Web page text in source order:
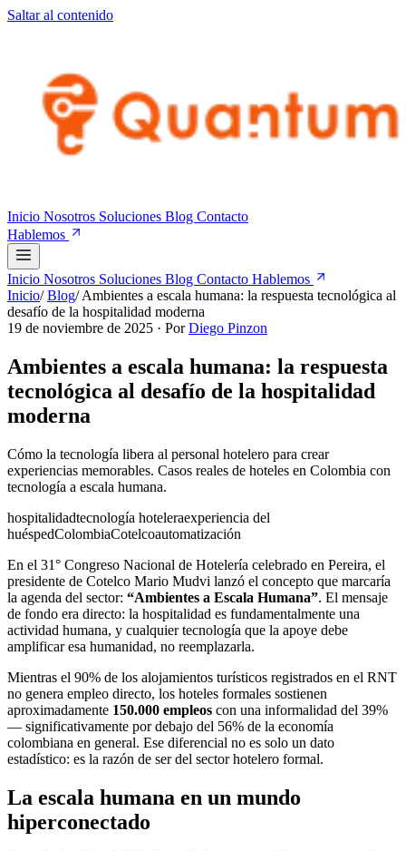
Saltar al contenido
Inicio Nosotros Soluciones Blog Contacto
Hablemos
Inicio Nosotros Soluciones Blog Contacto Hablemos
Inicio/ Blog/ Ambientes a escala humana: la respuesta tecnológica al
desafío de la hospitalidad moderna
19 de noviembre de 2025 · PorDiego Pinzon
Ambientes a escala humana: la respuesta
tecnológica al desafío de la hospitalidad
moderna
Cómo la tecnología libera al personal hotelero para crear
experiencias memorables. Casos reales de hoteles en Colombia con
tecnología a escala humana.
hospitalidadtecnología hoteleraexperiencia del
huéspedColombiaCotelcoautomatización
En el 31° Congreso Nacional de Hotelería celebrado en Pereira, el
presidente de Cotelco Mario Mudvi lanzó el concepto que marcaría
la agenda del sector: “Ambientes a Escala Humana”. El mensaje
de fondo era directo: la hospitalidad es fundamentalmente una
actividad humana, y cualquier tecnología que la apoye debe
amplificar esa humanidad, no reemplazarla.
Mientras el 90% de los alojamientos turísticos registrados en el RNT
no genera empleo directo, los hoteles formales sostienen
aproximadamente 150.000 empleos con una informalidad del 39%
— significativamente por debajo del 56% de la economía
colombiana en general. Ese diferencial no es solo un dato
estadístico: es la razón de ser del sector hotelero formal.
La escala humana en un mundo
hiperconectado